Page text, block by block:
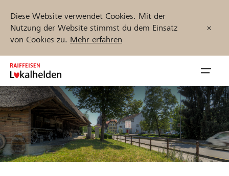
Diese Website verwendet Cookies. Mit der
Nutzung der Website stimmst du dem Einsatz
von Cookies zu. Mehr erfahren
Zum
Inhalt
springen
öffnen
Projekte und Organisationen finden
Jetzt starten